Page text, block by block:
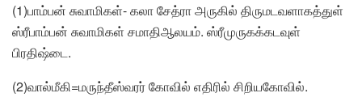
(1)பாம்பன் சுவாமிகள்- கலா சேத்ரா அருகில் திருமடவளாகத்துள்
ஸ்ரீபாம்பன் சுவாமிகள் சமாதிஆலயம். ஸ்ரீமுருகக்கடவுள்
பிரதிஷ்டை.
(2)வால்மீகி=மருந்தீஸ்வரர் கோவில் எதிரில் சிறியகோவில்.